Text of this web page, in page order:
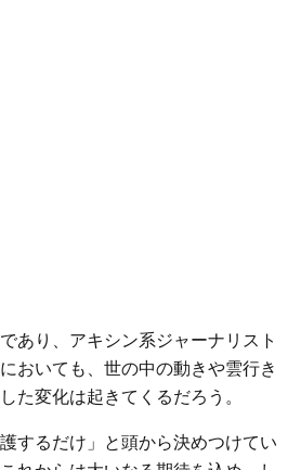
あり、アキシン系ジャーナリスト
おいても、世の中の動きや雲行き
た変化は起きてくるだろう。
するだけ」と頭から決めつけてい